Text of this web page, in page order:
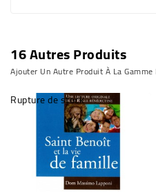
16 Autres Produits
Ajouter Un Autre Produit À La
Rupture de stock